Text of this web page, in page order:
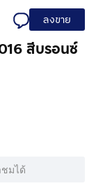
ลงขาย
สีบรอนซ์
มได้